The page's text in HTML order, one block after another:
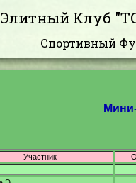
Элитный Клуб
Спортивный